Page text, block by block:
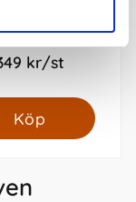
2027
kr/st
Köp